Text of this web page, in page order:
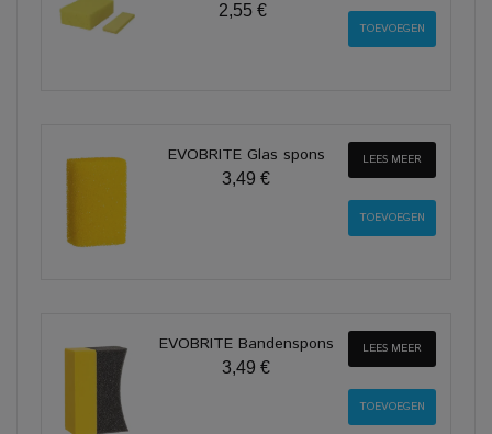
2,55 €
EVOBRITE Glas spons
3,49 €
LEES MEER
EVOBRITE Bandenspons
3,49 €
LEES MEER